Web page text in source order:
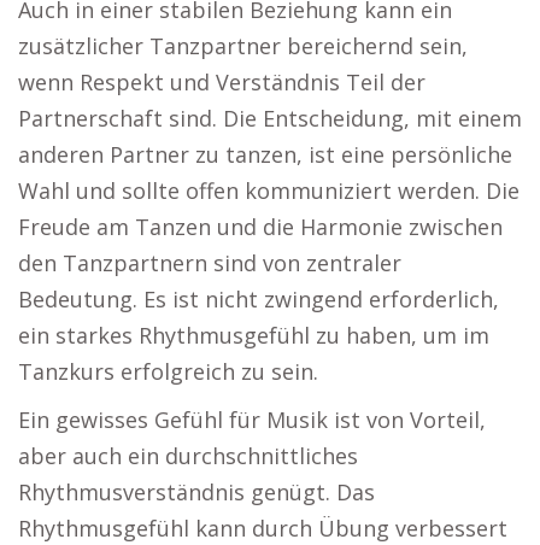
Auch in einer stabilen Beziehung kann ein
zusätzlicher Tanzpartner bereichernd sein,
wenn Respekt und Verständnis Teil der
Partnerschaft sind. Die Entscheidung, mit einem
anderen Partner zu tanzen, ist eine persönliche
Wahl und sollte offen kommuniziert werden. Die
Freude am Tanzen und die Harmonie zwischen
den Tanzpartnern sind von zentraler
Bedeutung. Es ist nicht zwingend erforderlich,
ein starkes Rhythmusgefühl zu haben, um im
Tanzkurs erfolgreich zu sein.
Ein gewisses Gefühl für Musik ist von Vorteil,
aber auch ein durchschnittliches
Rhythmusverständnis genügt. Das
Rhythmusgefühl kann durch Übung verbessert